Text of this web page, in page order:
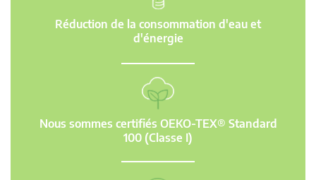
Réduction de la consommation d'eau et
d'énergie
Nous sommes certifiés OEKO-TEX® Standard
100 (Classe I)